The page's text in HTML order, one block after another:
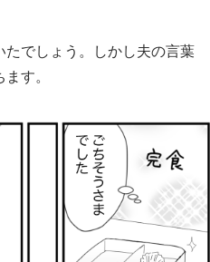
でしょう。しかし夫の言葉
す。